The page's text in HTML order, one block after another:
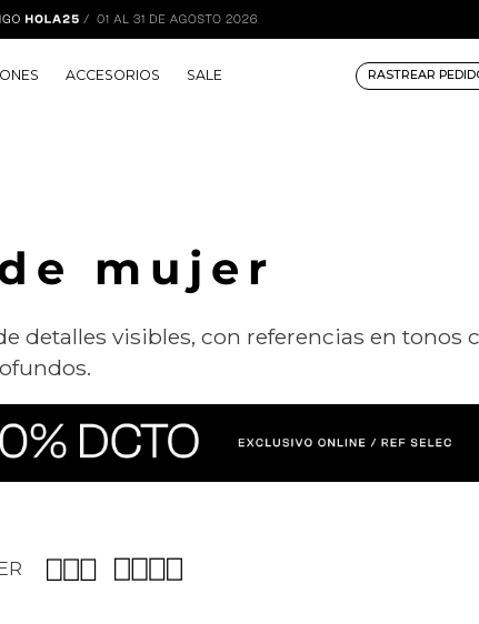
ACCESORIOS SALE RASTREAR
mujer
detalles visibles, con referencias en tonos